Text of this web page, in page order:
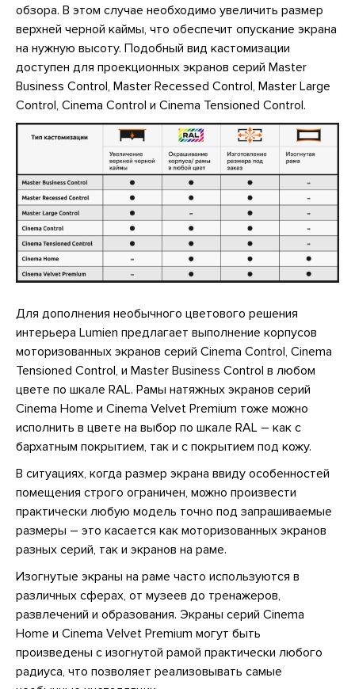
обзора. В этом случае необходимо увеличить размер
верхней черной каймы, что обеспечит опускание экрана
на нужную высоту. Подобный вид кастомизации
доступен для проекционных экранов серий Master
Business Control, Master Recessed Control, Master Large
Control, Cinema Control и Cinema Tensioned Control.
Для дополнения необычного цветового решения
интерьера Lumien предлагает выполнение корпусов
моторизованных экранов серий Cinema Control, Cinema
Tensioned Control, и Master Business Control в любом
цвете по шкале RAL. Рамы натяжных экранов серий
Cinema Home и Cinema Velvet Premium тоже можно
исполнить в цвете на выбор по шкале RAL – как с
бархатным покрытием, так и с покрытием под кожу.
В ситуациях, когда размер экрана ввиду особенностей
помещения строго ограничен, можно произвести
практически любую модель точно под запрашиваемые
размеры – это касается как моторизованных экранов
разных серий, так и экранов на раме.
Изогнутые экраны на раме часто используются в
различных сферах, от музеев до тренажеров,
развлечений и образования. Экраны серий Cinema
Home и Cinema Velvet Premium могут быть
произведены с изогнутой рамой практически любого
радиуса, что позволяет реализовывать самые